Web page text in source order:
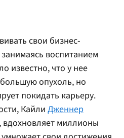
свои бизнес-
воспитанием
известно, что у нее
опухоль, но
покидать карьеру.
Кайли Дженнер
вдохновляет миллионы